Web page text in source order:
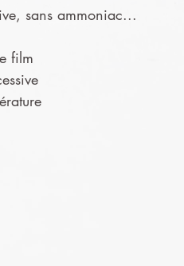
sans ammoniac...
film